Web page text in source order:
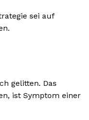
sei auf
gelitten. Das
ist Symptom einer